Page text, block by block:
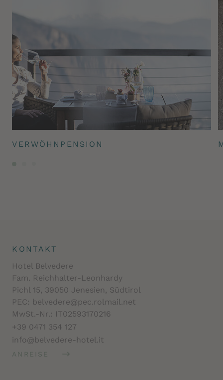
VERWÖHNPENSION
KONTAKT
Hotel Belvedere
Fam. Reichhalter-Leonhardy
Pichl 15, 39050 Jenesien, Südtirol
PEC: belvedere@pec.rolmail.net
MwSt.-Nr.: IT02593170216
+39 0471 354 127
info@belvedere-hotel.it
ANREISE